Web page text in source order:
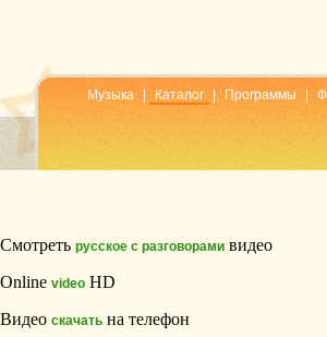
Музыка Каталог Программы
Смотреть русское с разговорами видео
Online video HD
Видео скачать на телефон